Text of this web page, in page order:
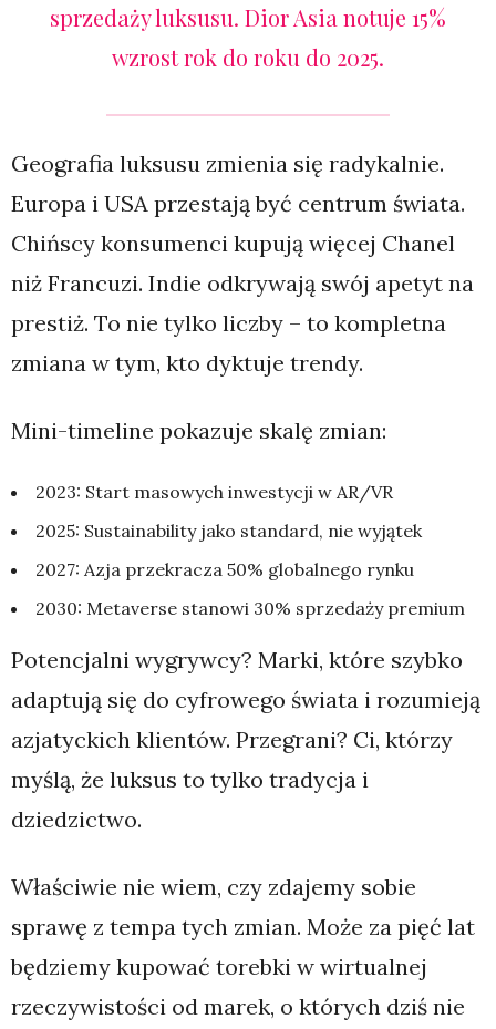
sprzedaży luksusu. Dior Asia notuje 15%
wzrost rok do roku do 2025.
Geografia luksusu zmienia się radykalnie.
Europa i USA przestają być centrum świata.
Chińscy konsumenci kupują więcej Chanel
niż Francuzi. Indie odkrywają swój apetyt na
prestiż. To nie tylko liczby – to kompletna
zmiana w tym, kto dyktuje trendy.
Mini-timeline pokazuje skalę zmian:
2023: Start masowych inwestycji w AR/VR
2025: Sustainability jako standard, nie wyjątek
2027: Azja przekracza 50% globalnego rynku
2030: Metaverse stanowi 30% sprzedaży premium
Potencjalni wygrywcy? Marki, które szybko
adaptują się do cyfrowego świata i rozumieją
azjatyckich klientów. Przegrani? Ci, którzy
myślą, że luksus to tylko tradycja i
dziedzictwo.
Właściwie nie wiem, czy zdajemy sobie
sprawę z tempa tych zmian. Może za pięć lat
będziemy kupować torebki w wirtualnej
rzeczywistości od marek, o których dziś nie